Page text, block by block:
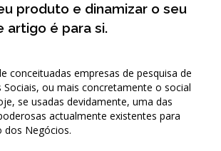
produto e dinamizar o seu
artigo é para si.
conceituadas empresas de pesquisa de
Sociais, ou mais concretamente o social
se usadas devidamente, uma das
actualmente existentes para
dos Negócios.